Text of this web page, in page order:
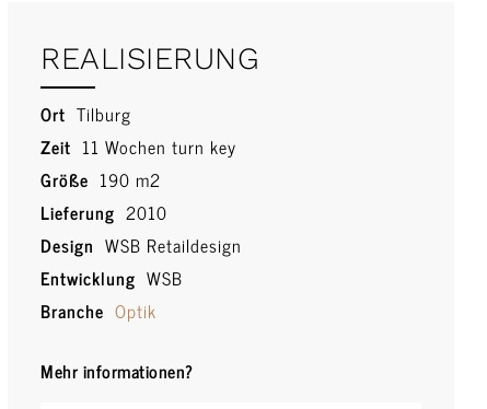
REALISIERUNG
Ort Tilburg
Zeit 11 Wochen turn key
Größe 190 m2
Lieferung 2010
Design WSB Retaildesign
Entwicklung WSB
Branche Optik
Mehr informationen?